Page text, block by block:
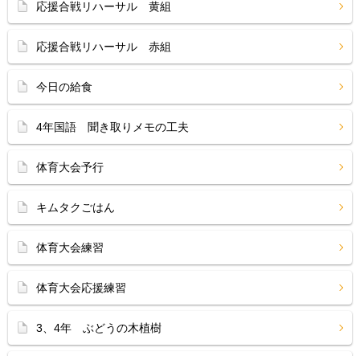
応援合戦リハーサル 黄組
応援合戦リハーサル 赤組
今日の給食
4年国語 聞き取りメモの工夫
体育大会予行
キムタクごはん
体育大会練習
体育大会応援練習
3、4年 ぶどうの木植樹